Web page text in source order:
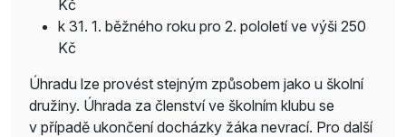
Kč
k 31. 1. běžného roku pro 2. pololetí ve výši 250
Kč
Úhradu lze provést stejným způsobem jako u školní
družiny. Úhrada za členství ve školním klubu se
v případě ukončení docházky žáka nevrací. Pro další